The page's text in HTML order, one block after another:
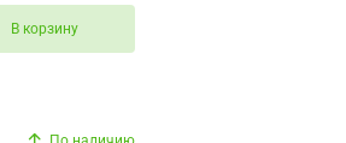
В корзину